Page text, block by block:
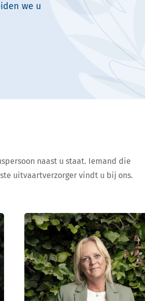
we u
naast u staat. Iemand die
uitvaartverzorger vindt u bij ons.